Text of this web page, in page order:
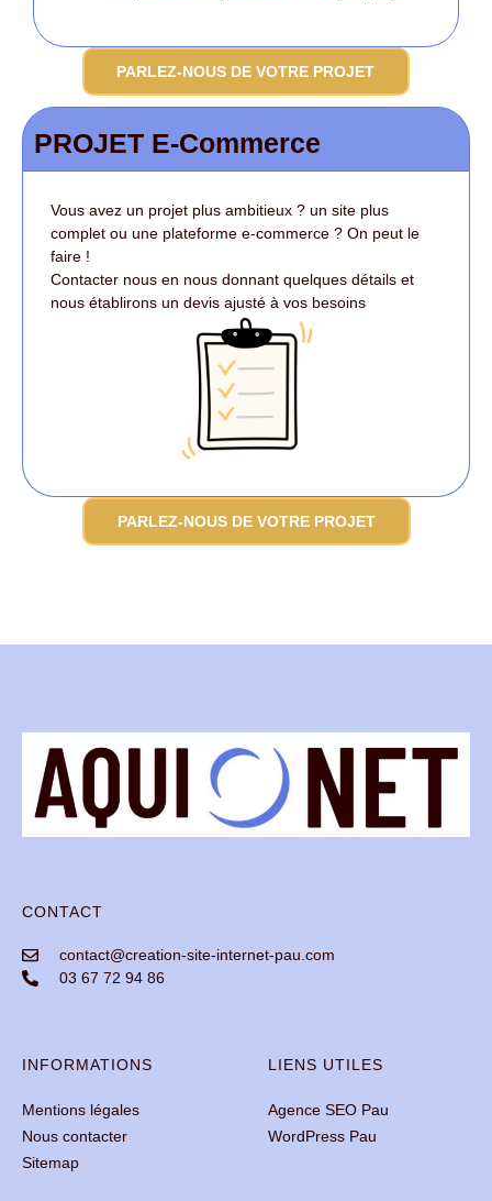
PARLEZ-NOUS DE VOTRE PROJET
PROJET E-Commerce
Vous avez un projet plus ambitieux ? un site plus
complet ou une plateforme e-commerce ? On peut le
faire !
Contacter nous en nous donnant quelques détails et
nous établirons un devis ajusté à vos besoins
PARLEZ-NOUS DE VOTRE PROJET
CONTACT
contact@creation-site-internet-pau.com
03 67 72 94 86
INFORMATIONS
Mentions légales
Nous contacter
Sitemap
LIENS UTILES
Agence SEO Pau
WordPress Pau